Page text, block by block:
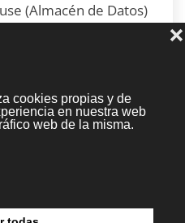
(Almacén de Datos)
relación con los
de una estrategia de
Una parte
de información
para poder dar